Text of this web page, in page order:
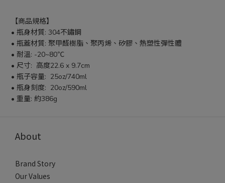
【商品規格】
• 瓶身材質: 304不鏽鋼
• 瓶蓋材質: 聚甲醛樹脂、聚丙烯、矽膠、熱塑性彈性體
• 耐溫: -20~80℃
• 尺寸:  高度22.6 x 9.7cm
• 瓶子容量:  25oz/740ml
• 瓶身刻度:  20oz/590ml
• 重量: 約386g
About
Brand Story
Our Values